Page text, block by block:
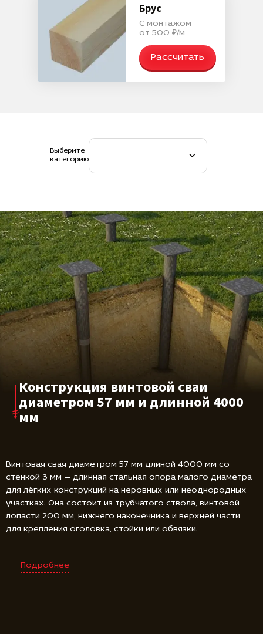
Брус
С монтажом
от 500 ₽/м
Рассчитать
Выберите
категорию
Конструкция винтовой сваи
диаметром 57 мм и длинной 4000
мм
Винтовая свая диаметром 57 мм длиной 4000 мм со
стенкой 3 мм — длинная стальная опора малого диаметра
для лёгких конструкций на неровных или неоднородных
участках. Она состоит из трубчатого ствола, винтовой
лопасти 200 мм, нижнего наконечника и верхней части
для крепления оголовка, стойки или обвязки.
Подробнее